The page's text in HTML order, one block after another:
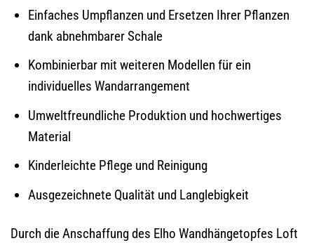
Einfaches Umpflanzen und Ersetzen Ihrer Pflanzen
dank abnehmbarer Schale
Kombinierbar mit weiteren Modellen für ein
individuelles Wandarrangement
Umweltfreundliche Produktion und hochwertiges
Material
Kinderleichte Pflege und Reinigung
Ausgezeichnete Qualität und Langlebigkeit
Durch die Anschaffung des Elho Wandhängetopfes Loft